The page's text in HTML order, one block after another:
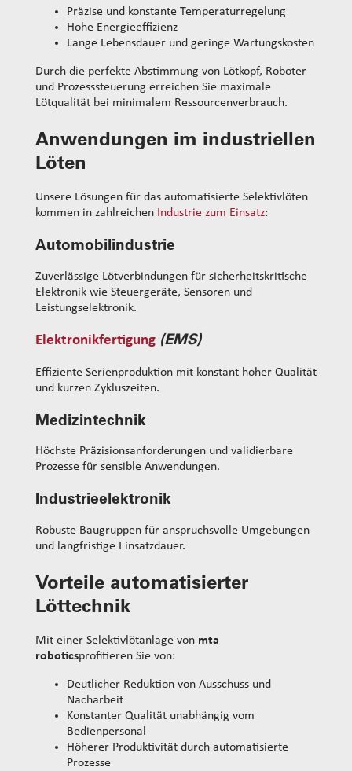
Präzise und konstante Temperaturregelung
Hohe Energieeffizienz
Lange Lebensdauer und geringe Wartungskosten
Durch die perfekte Abstimmung von Lötkopf, Roboter
und Prozesssteuerung erreichen Sie maximale
Lötqualität bei minimalem Ressourcenverbrauch.
Anwendungen im industriellen
Löten
Unsere Lösungen für das automatisierte Selektivlöten
kommen in zahlreichen Industrie zum Einsatz:
Automobilindustrie
Zuverlässige Lötverbindungen für sicherheitskritische
Elektronik wie Steuergeräte, Sensoren und
Leistungselektronik.
Elektronikfertigung (EMS)
Effiziente Serienproduktion mit konstant hoher Qualität
und kurzen Zykluszeiten.
Medizintechnik
Höchste Präzisionsanforderungen und validierbare
Prozesse für sensible Anwendungen.
Industrieelektronik
Robuste Baugruppen für anspruchsvolle Umgebungen
und langfristige Einsatzdauer.
Vorteile automatisierter
Löttechnik
Mit einer Selektivlötanlage von mta
roboticsprofitieren Sie von:
Deutlicher Reduktion von Ausschuss und
Nacharbeit
Konstanter Qualität unabhängig vom
Bedienpersonal
Höherer Produktivität durch automatisierte
Prozesse